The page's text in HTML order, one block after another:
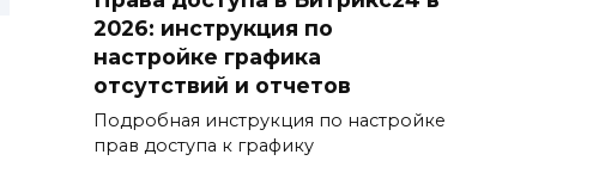
2026: инструкция по
настройке графика
отсутствий и отчетов
Подробная инструкция по настройке
прав доступа к графику